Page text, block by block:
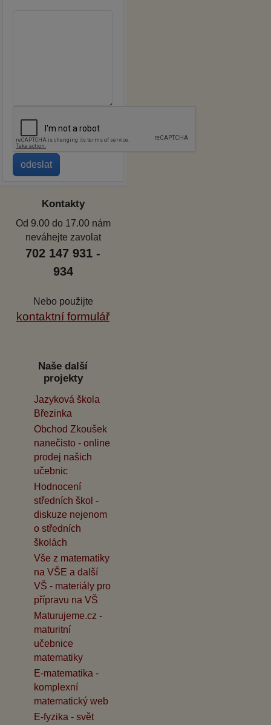
Kontakty
Od 9.00 do 17.00 nám
neváhejte zavolat
702 147 931 -
934
Nebo použijte
kontaktní formulář
Naše další
projekty
Jazyková škola
Březinka
Obchod Zkoušek
nanečisto - online
prodej našich
učebnic
Hodnocení
středních škol -
diskuze nejenom
o středních
školách
Vše z matematiky
na VŠE a další
VŠ - materiály pro
přípravu na VŠ
Maturujeme.cz -
maturitní
učebnice
matematiky
E-matematika -
komplexní
matematický web
E-fyzika - svět